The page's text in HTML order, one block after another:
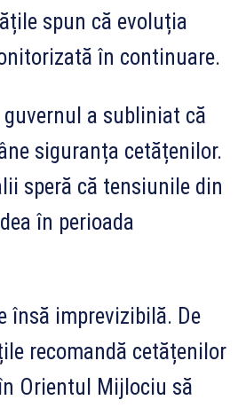
spun că evoluția
în continuare.
a subliniat că
siguranța cetățenilor.
speră că tensiunile din
în perioada
însă imprevizibilă. De
recomandă cetățenilor
Orientul Mijlociu să